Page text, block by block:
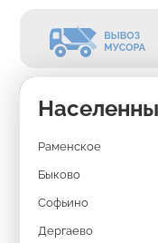
Раменское
Быково
Софьино
Дергаево
В